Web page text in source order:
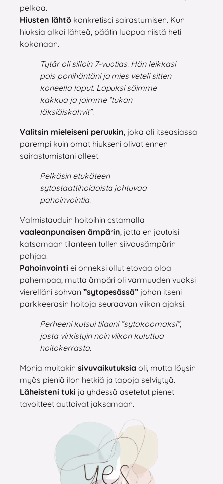
pelkoa.
Hiusten lähtö konkretisoi sairastumisen. Kun
hiuksia alkoi lähteä, päätin luopua niistä heti
kokonaan.
Tytär oli silloin 7-vuotias. Hän leikkasi
pois ponihäntäni ja mies veteli sitten
koneella loput. Lopuksi söimme
kakkua ja joimme ”tukan
läksiäiskahvit”.
Valitsin mieleiseni peruukin, joka oli itseasiassa
parempi kuin omat hiukseni olivat ennen
sairastumistani olleet.
Pelkäsin etukäteen
sytostaattihoidoista johtuvaa
pahoinvointia.
Valmistauduin hoitoihin ostamalla
vaaleanpunaisen ämpärin, jotta en joutuisi
katsomaan tilanteen tullen siivousämpärin
pohjaa.
Pahoinvointi ei onneksi ollut etovaa oloa
pahempaa, mutta ämpäri oli varmuuden vuoksi
vierelläni sohvan ”sytopesässä” johon itseni
parkkeerasin hoitoja seuraavan viikon ajaksi.
Perheeni kutsui tilaani ”sytokoomaksi”,
josta virkistyin noin viikon kuluttua
hoitokerrasta.
Monia muitakin sivuvaikutuksia oli, mutta löysin
myös pieniä ilon hetkiä ja tapoja selviytyä.
Läheisteni tuki ja yhdessä asetetut pienet
tavoitteet auttoivat jaksamaan.